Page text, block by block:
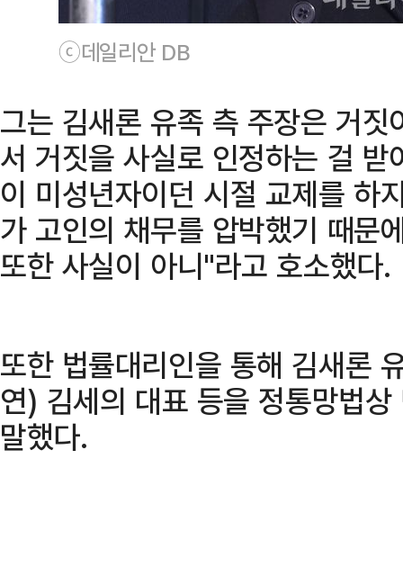
ⓒ데일리안 DB
그는 김새론 유족 측 주장은 거
서 거짓을 사실로 인정하는 걸
이 미성년자이던 시절 교제를 하
가 고인의 채무를 압박했기 때문
또한 사실이 아니"라고 호소했다.
또한 법률대리인을 통해 김새론
연) 김세의 대표 등을 정통망법
말했다.